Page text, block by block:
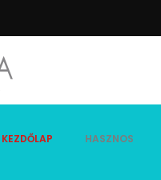
KEZDŐLAP HASZNOS